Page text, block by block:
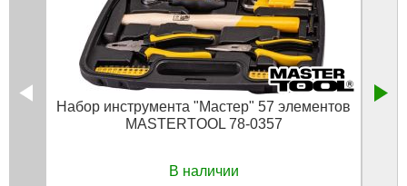
Набор инструмента "Мастер" 57 элементов
MASTERTOOL 78-0357
В наличии